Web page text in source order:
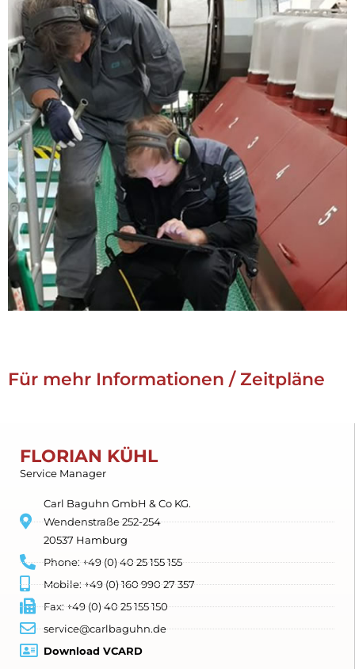
Für mehr Informationen / Zeitpläne
FLORIAN KÜHL
Service Manager
Carl Baguhn GmbH & Co KG.
Wendenstraße 252-254
20537 Hamburg
Phone: +49 (0) 40 25 155 155
Mobile: +49 (0) 160 990 27 357
Fax: +49 (0) 40 25 155 150
service@carlbaguhn.de
Download VCARD